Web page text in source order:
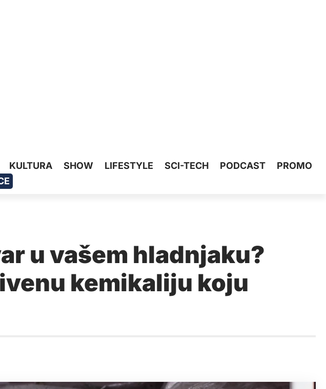
KULTURA SHOW LIFESTYLE SCI-TECH PODCAST
PROMO
u vašem hladnjaku?
kemikaliju koju